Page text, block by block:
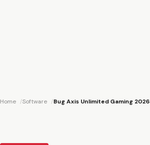
Home Software Bug Axis Unlimited Gaming 2026